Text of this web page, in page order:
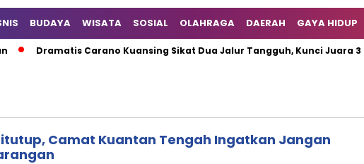
BUDAYA WISATA SOSIAL OLAHRAGA DAERAH GAYA HIDUP
Dramatis Carano Kuansing Sikat Dua Jalur Tangguh, Kunci Juara 3
Camat Kuantan Tengah Ingatkan Jangan